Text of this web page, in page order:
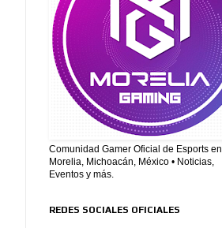
Comunidad Gamer Oficial de Esports en
Morelia, Michoacán, México • Noticias,
Eventos y más.
REDES SOCIALES OFICIALES